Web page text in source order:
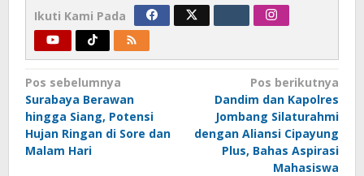
Ikuti Kami Pada
Navigasi
pos
Pos sebelumnya
Surabaya Berawan
hingga Siang, Potensi
Hujan Ringan di Sore dan
Malam Hari
Pos berikutnya
Dandim dan Kapolres
Jombang Silaturahmi
dengan Aliansi Cipayung
Plus, Bahas Aspirasi
Mahasiswa